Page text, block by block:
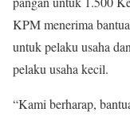
KPM menerima
untuk pelaku usaha
pelaku usaha kecil.
“Kami berharap,